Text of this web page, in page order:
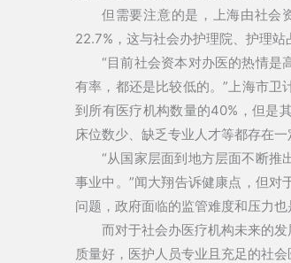
但需要注意的是，上海由社会
22.7%，这与社会办护理院、护理站
“目前社会资本对办医的热情是
有率，都还是比较低的。”上海市卫
到所有医疗机构数量的40%，但是
床位数少、缺乏专业人才等都存在一
“从国家层面到地方层面不断推
事业中。”闻大翔告诉健康点，但
问题，政府面临的监管难度和压力也
而对于社会办医疗机构未来的
质量好，医护人员专业且充足的社会